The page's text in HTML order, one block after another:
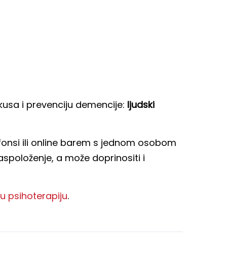
i prevenciju demencije: ljudski
ili online barem s jednom osobom
a može doprinositi i
psihoterapiju.